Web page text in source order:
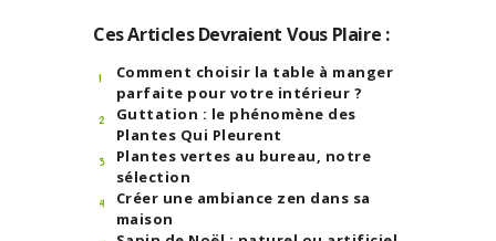
Ces Articles Devraient Vous Plaire :
Comment choisir la table à manger
parfaite pour votre intérieur ?
Guttation : le phénomène des
Plantes Qui Pleurent
Plantes vertes au bureau, notre
sélection
Créer une ambiance zen dans sa
maison